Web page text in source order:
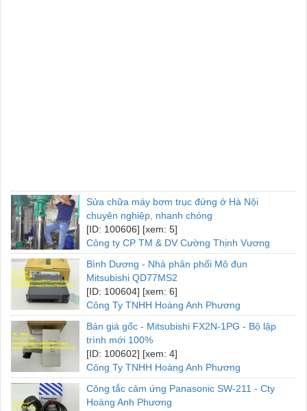
Sửa chữa máy bơm trục đứng ở Hà Nội
chuyên nghiệp, nhanh chóng
[ID: 100606] [xem: 5]
Công ty CP TM & DV Cường Thịnh Vương
Bình Dương - Nhà phân phối Mô đun
Mitsubishi QD77MS2
[ID: 100604] [xem: 6]
Công Ty TNHH Hoàng Anh Phương
Bán giá gốc - Mitsubishi FX2N-1PG - Bộ lập
trình mới 100%
[ID: 100602] [xem: 4]
Công Ty TNHH Hoàng Anh Phương
Công tắc cảm ứng Panasonic SW-211 - Cty
Hoàng Anh Phương